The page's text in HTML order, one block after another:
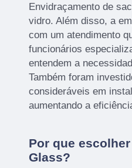
Envidraçamento de
vidro. Além disso, a
com um atendimento
funcionários
entendem a
Também foram
consideráveis em
aumentando a
Por que
Glass?